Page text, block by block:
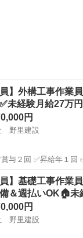
員】外構工事作業
未経験月給27万
円
野里建設
与２回 ✅昇給年１回
立支援あり ✅社会保
て出社可能 ～住まいの第一印象
未経験
員】基礎工事作業
＆週払いOK🏠
円
野里建設